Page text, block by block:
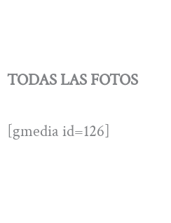
TODAS LAS FOTOS
[gmedia id=126]